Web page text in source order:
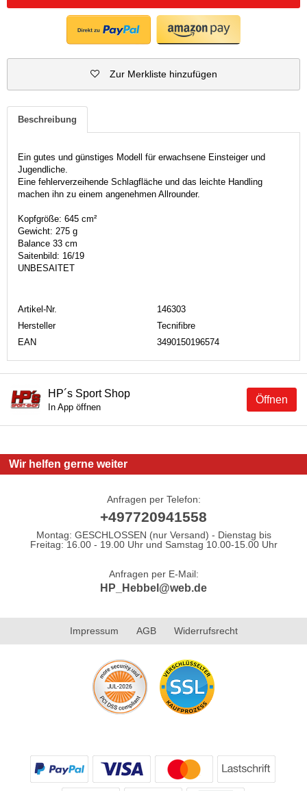
Zur Merkliste hinzufügen
Beschreibung
Ein gutes und günstiges Modell für erwachsene Einsteiger und
Jugendliche.
Eine fehlerverzeihende Schlagfläche und das leichte Handling
machen ihn zu einem angenehmen Allrounder.
Kopfgröße: 645 cm²
Gewicht: 275 g
Balance 33 cm
Saitenbild: 16/19
UNBESAITET
Artikel-Nr.
146303
Hersteller
Tecnifibre
EAN
3490150196574
Öffnen
HP´s Sport Shop
In App öffnen
Wir helfen gerne weiter
Anfragen per Telefon:
+497720941558
Montag: GESCHLOSSEN (nur Versand) - Dienstag bis
Freitag: 16.00 - 19.00 Uhr und Samstag 10.00-15.00 Uhr
Anfragen per E-Mail:
HP_Hebbel@web.de
Impressum AGB Widerrufsrecht